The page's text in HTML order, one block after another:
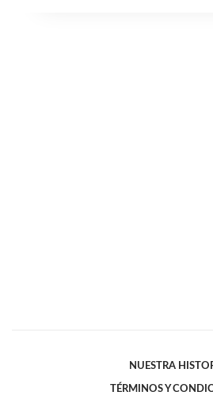
NUESTRA
TÉRMINOS Y